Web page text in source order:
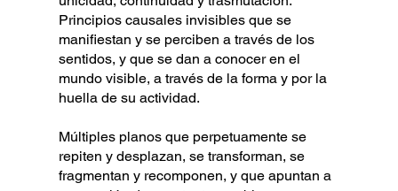
Principios causales invisibles que se
manifiestan y se perciben a través de los
sentidos, y que se dan a conocer en el
mundo visible, a través de la forma y por la
huella de su actividad.
Múltiples planos que perpetuamente se
repiten y desplazan, se transforman, se
fragmentan y recomponen, y que apuntan a